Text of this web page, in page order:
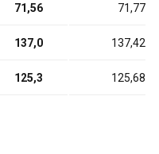
71,56 71,77
137,0 137,42
125,3 125,68